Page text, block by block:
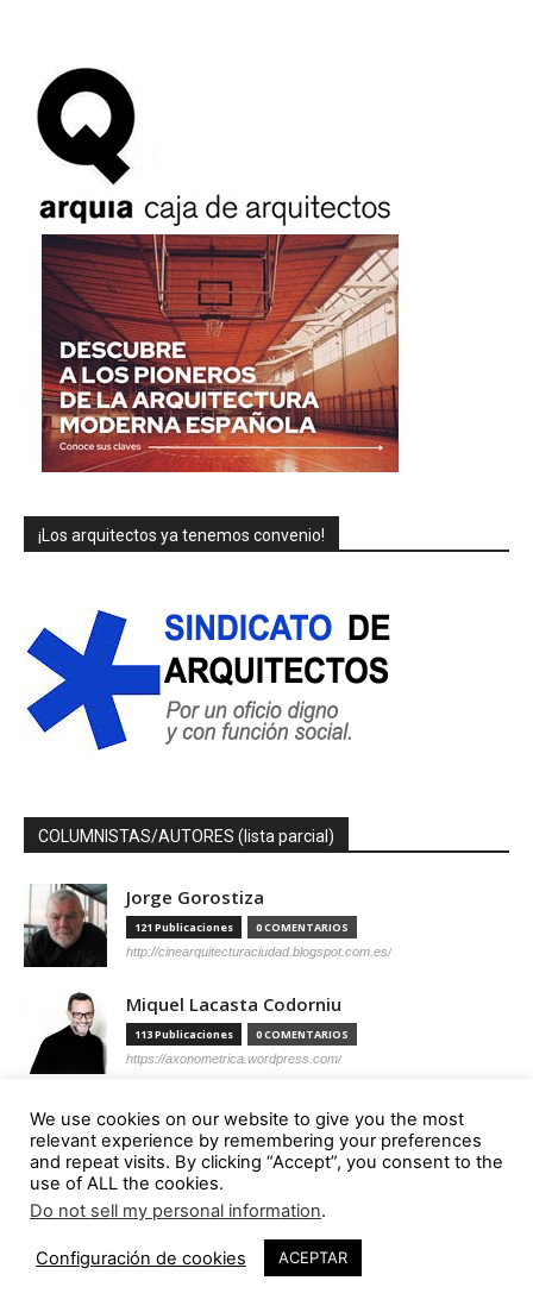
¡Los arquitectos ya tenemos convenio!
COLUMNISTAS/AUTORES (lista parcial)
Jorge Gorostiza
121 Publicaciones 0 COMENTARIOS
http://cinearquitecturaciudad.blogspot.com.es/
Miquel Lacasta Codorniu
113 Publicaciones 0 COMENTARIOS
https://axonometrica.wordpress.com/
José Ramón Hernández Correa
112 Publicaciones 0 COMENTARIOS
http://arquitectamoslocos.blogspot.com.es/
Miguel Ángel Díaz Camacho
95 Publicaciones 0 COMENTARIOS
We use cookies on our website to give you the most
relevant experience by remembering your preferences
and repeat visits. By clicking “Accept”, you consent to the
use of ALL the cookies.
Do not sell my personal information.
Configuración de cookies ACEPTAR